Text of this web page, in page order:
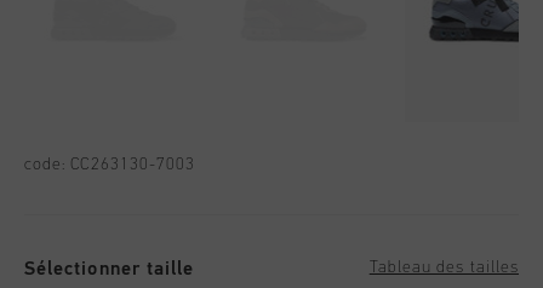
code: CC263130-7003
Sélectionner taille Tableau des tailles